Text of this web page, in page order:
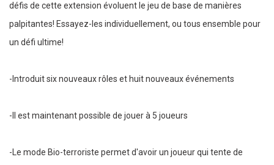
défis de cette extension évoluent le jeu de base de manières
palpitantes! Essayez-les individuellement, ou tous ensemble pour
un défi ultime!
-Introduit six nouveaux rôles et huit nouveaux événements
-Il est maintenant possible de jouer à 5 joueurs
-Le mode Bio-terroriste permet d'avoir un joueur qui tente de